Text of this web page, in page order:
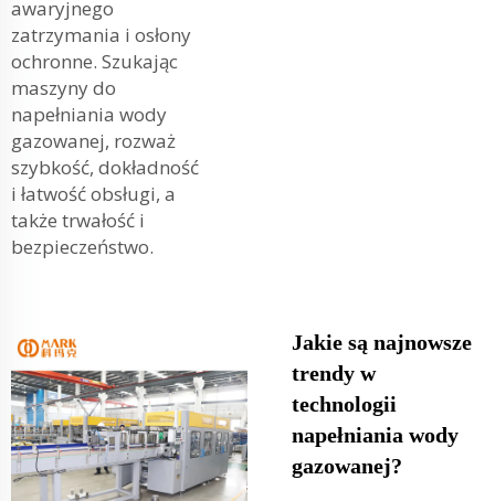
awaryjnego
zatrzymania i osłony
ochronne. Szukając
maszyny do
napełniania wody
gazowanej, rozważ
szybkość, dokładność
i łatwość obsługi, a
także trwałość i
bezpieczeństwo.
Jakie są najnowsze
trendy w
technologii
napełniania wody
gazowanej?